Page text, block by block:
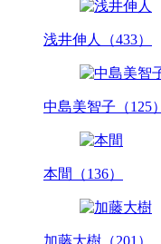
浅井伸人（433）
中島美智子（125）
本間（136）
加藤大樹（201）